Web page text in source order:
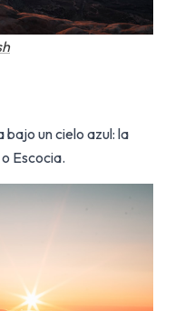
un cielo azul: la
Escocia.